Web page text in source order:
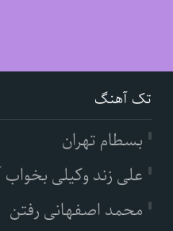
تک آهنگ
بسطام تهران
علی زند وکیلی بخواب
محمد اصفهانی رفتن